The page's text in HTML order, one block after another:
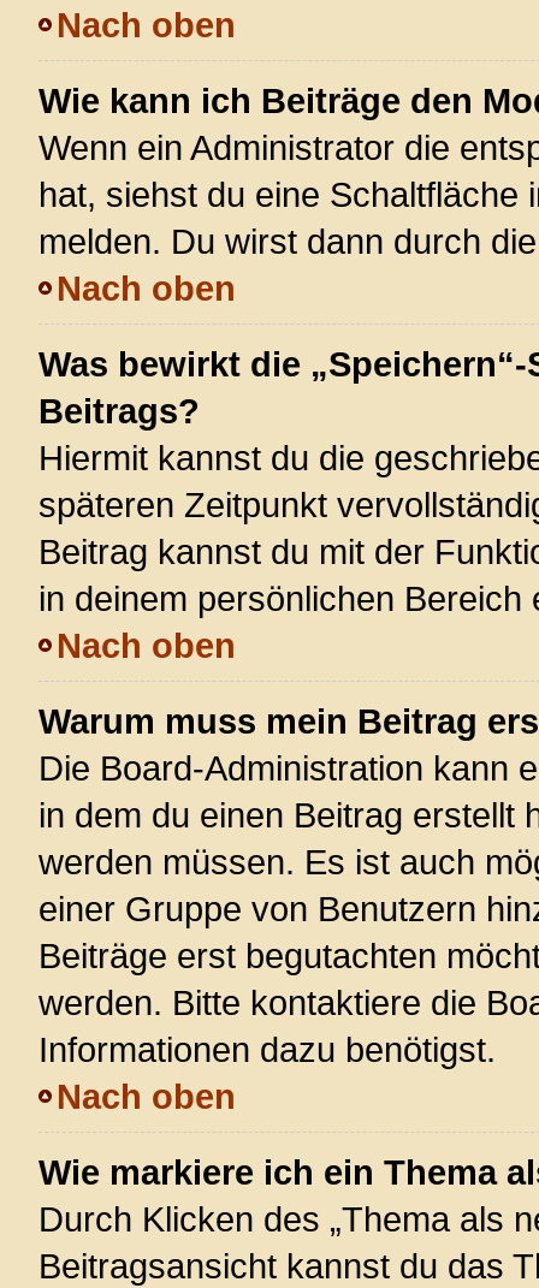
Nach oben
Wie kann ich Beiträge den
Wenn ein Administrator die
hat, siehst du eine
melden. Du wirst dann durch
Nach oben
Was bewirkt die
Beitrags?
Hiermit kannst du die
späteren Zeitpunkt
Beitrag kannst du mit der
in deinem persönlichen Bereich
Nach oben
Warum muss mein Beitrag
Die Board-Administration kann
in dem du einen Beitrag erstellt
werden müssen. Es ist auch
einer Gruppe von Benutzern
Beiträge erst begutachten
werden. Bitte kontaktiere die
Informationen dazu benötigst.
Nach oben
Wie markiere ich ein Thema
Durch Klicken des „Thema als
Beitragsansicht kannst du das